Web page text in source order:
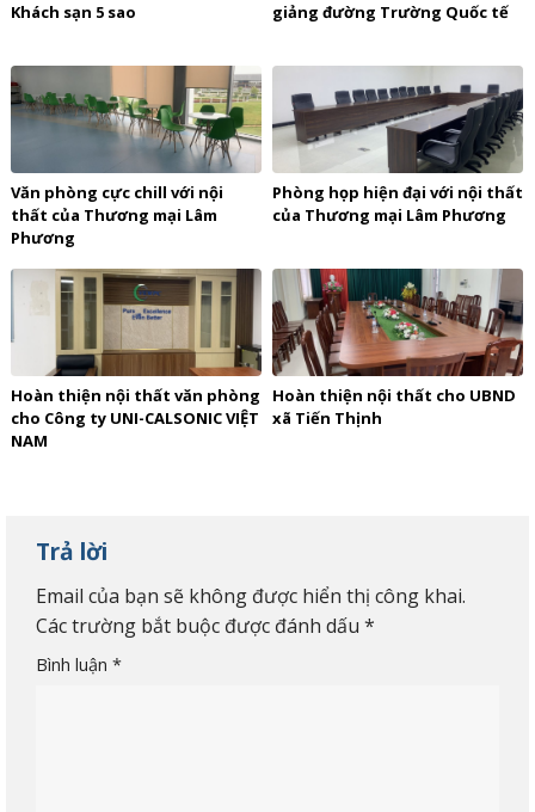
Khách sạn 5 sao giảng đường Trường Quốc tế
Văn phòng cực chill với nội
thất của Thương mại Lâm
Phương
Phòng họp hiện đại với nội thất
của Thương mại Lâm Phương
Hoàn thiện nội thất văn phòng
cho Công ty UNI-CALSONIC VIỆT
NAM
Hoàn thiện nội thất cho UBND
xã Tiến Thịnh
Trả lời
Email của bạn sẽ không được hiển thị công khai.
Các trường bắt buộc được đánh dấu *
Bình luận *